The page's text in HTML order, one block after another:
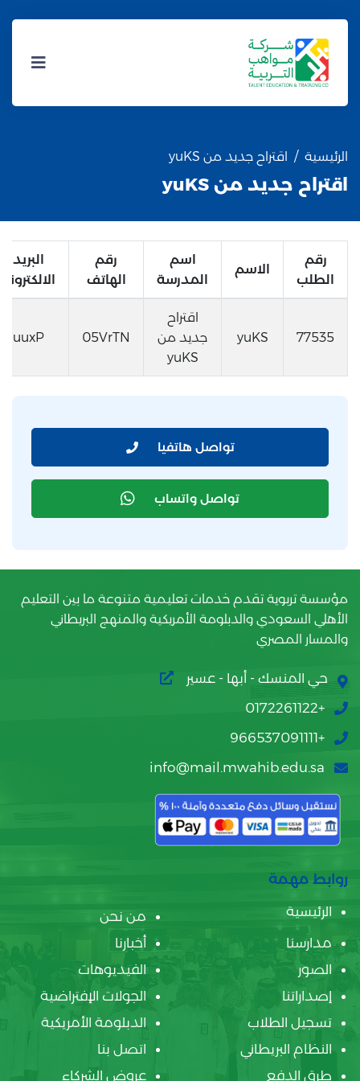
الرئيسية اقتراح جديد من yuKS
اقتراح جديد من yuKS
رقم
الطلب
الاسم
اسم
المدرسة
رقم
الهاتف
البريد
الالكتروني
77535
yuKS
اقتراح
جديد من
yuKS
05VrTN
uuxP
تواصل هاتفيا
تواصل واتساب
مؤسسة تربوية تقدم خدمات تعليمية متنوعة ما بين التعليم
الأهلي السعودي والدبلومة الأمريكية والمنهج البريطاني
والمسار المصري
حي المنسك - أبها - عسير
+0172261122
+966537091111
info@mail.mwahib.edu.sa
روابط مهمة
الرئيسية
من نحن
مدارسنا
أخبارنا
الصور
الفيديوهات
إصداراتنا
الجولات الإفتراضية
تسجيل الطلاب
الدبلومة الأمريكية
النظام البريطاني
اتصل بنا
طرق الدفع
عروض الشركاء